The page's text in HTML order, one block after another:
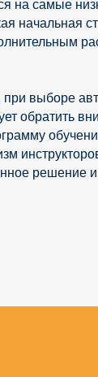
на самые
начальная
при выборе
обратить
решение